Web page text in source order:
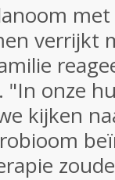
met
verrijkt
"In onze
kijken